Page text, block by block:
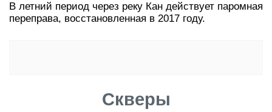
В летний период через реку Кан действует паромная
переправа, восстановленная в 2017 году.
Скверы